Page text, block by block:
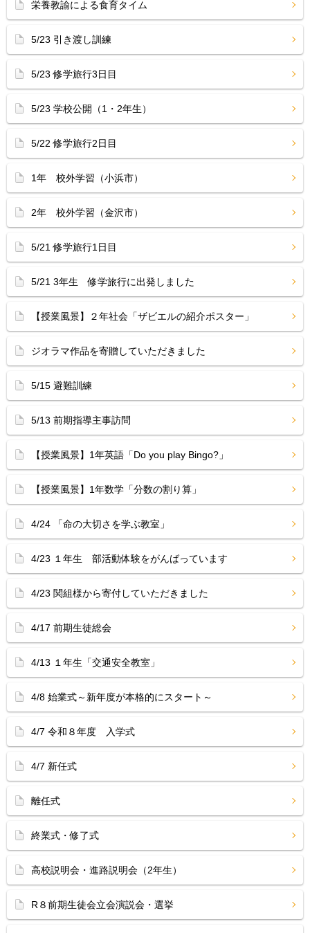
栄養教諭による食育タイム
5/23 引き渡し訓練
5/23 修学旅行3日目
5/23 学校公開（1・2年生）
5/22 修学旅行2日目
1年 校外学習（小浜市）
2年 校外学習（金沢市）
5/21 修学旅行1日目
5/21 3年生 修学旅行に出発しました
【授業風景】２年社会「ザビエルの紹介ポスター」
ジオラマ作品を寄贈していただきました
5/15 避難訓練
5/13 前期指導主事訪問
【授業風景】1年英語「Do you play Bingo?」
【授業風景】1年数学「分数の割り算」
4/24 「命の大切さを学ぶ教室」
4/23 １年生 部活動体験をがんばっています
4/23 関組様から寄付していただきました
4/17 前期生徒総会
4/13 １年生「交通安全教室」
4/8 始業式～新年度が本格的にスタート～
4/7 令和８年度 入学式
4/7 新任式
離任式
終業式・修了式
高校説明会・進路説明会（2年生）
R８前期生徒会立会演説会・選挙